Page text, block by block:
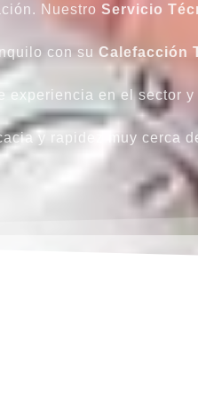
Nuestro Servicio
con su Calefacción
en el sector
y rapidez muy cerca